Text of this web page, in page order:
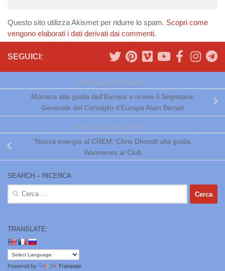
Questo sito utilizza Akismet per ridurre lo spam. Scopri come
vengono elaborati i dati derivati dai commenti.
SEGUICI:
ARTICOLO SUCCESSIVO
Monaco alla guida dell’Europa e riceve il Segretario
Generale del Consiglio d’Europa Alain Berset
ARTICOLO PRECEDENTE
“Nuova energia al CREM: Chris Dhondt alla guida,
Wannenes al Club
SEARCH – RICERCA
Ricerca
per:
TRANSLATE:
Powered by Translate